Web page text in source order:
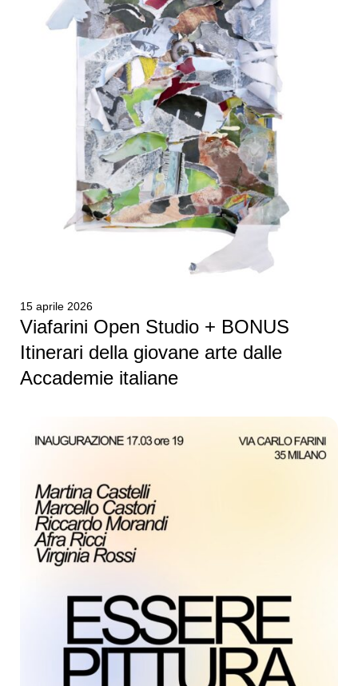
15 aprile 2026
Viafarini Open Studio + BONUS
Itinerari della giovane arte dalle
Accademie italiane